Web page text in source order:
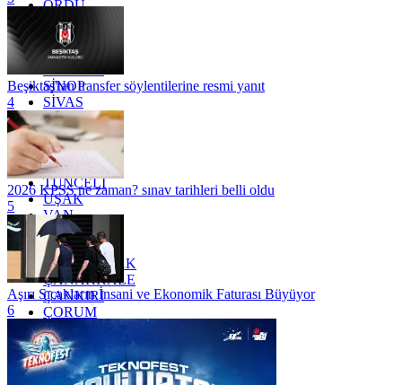
ORDU
OSMANİYE
RİZE
SAKARYA
SİNOP
SİVAS
SİİRT
TEKİRDAĞ
TOKAT
TRABZON
TUNCELİ
UŞAK
VAN
YALOVA
YOZGAT
ZONGULDAK
ÇANAKKALE
ÇANKIRI
ÇORUM
İSTANBUL
İZMİR
ŞANLIURFA
ŞIRNAK
Beşiktaş'tan transfer söylentilerine resmi yanıt
4
2026 KPSS ne zaman? sınav tarihleri belli oldu
5
Aşırı Sıcakların İnsani ve Ekonomik Faturası Büyüyor
6